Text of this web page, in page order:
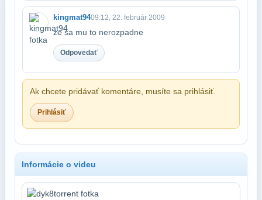
kingmat9409:12, 22. február 2009
ze sa mu to nerozpadne
Odpovedať
Ak chcete pridávať komentáre, musíte sa prihlásiť.
Prihlásiť
Informácie o videu